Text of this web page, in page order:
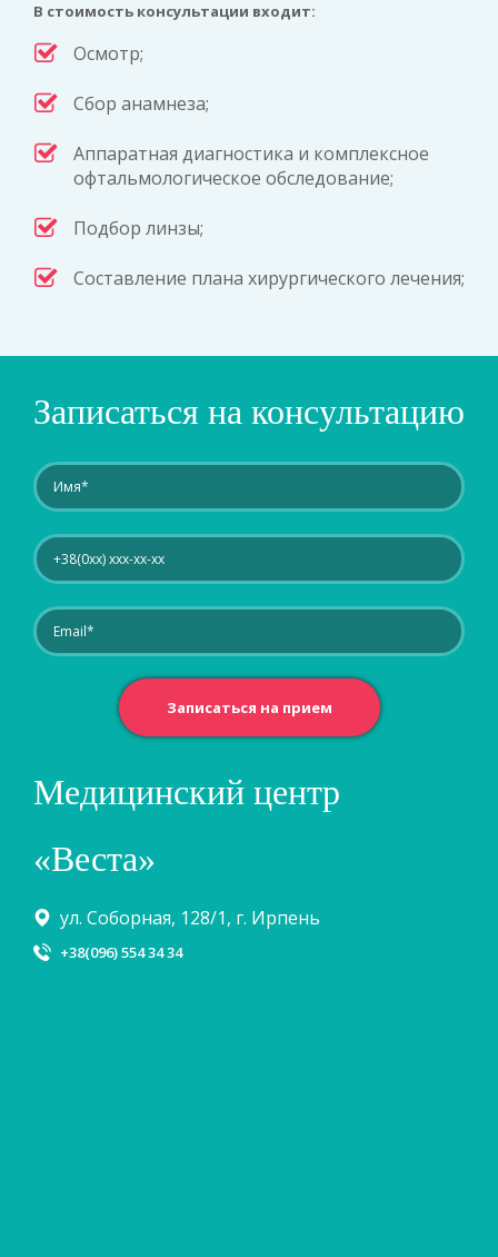
В стоимость консультации входит:
Осмотр;
Сбор анамнеза;
Аппаратная диагностика и комплексное
офтальмологическое обследование;
Подбор линзы;
Составление плана хирургического лечения;
Записаться на консультацию
Медицинский центр
«Веста»
ул. Соборная, 128/1, г. Ирпень
+38(096) 554 34 34